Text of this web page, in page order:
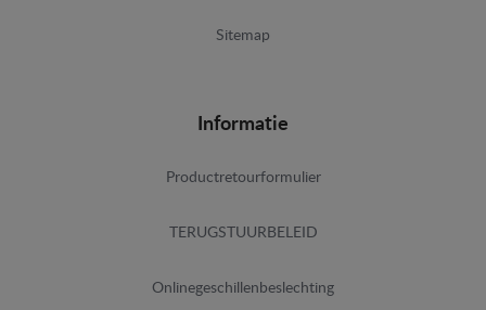
Sitemap
Informatie
Productretourformulier
TERUGSTUURBELEID
Onlinegeschillenbeslechting